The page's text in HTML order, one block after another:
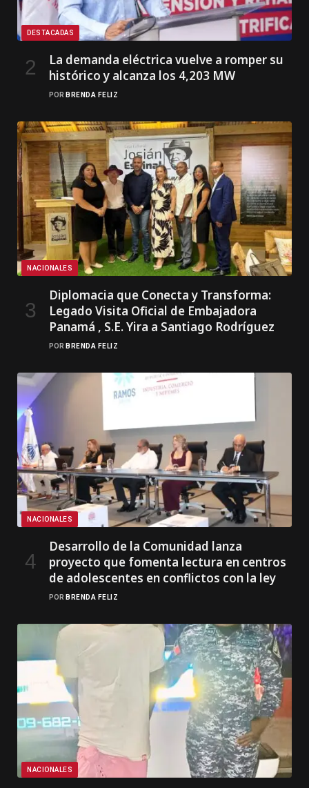
DESTACADAS
La demanda eléctrica vuelve a romper su
histórico y alcanza los 4,203 MW
POR BRENDA FELIZ
NACIONALES
Diplomacia que Conecta y Transforma:
Legado Visita Oficial de Embajadora
Panamá , S.E. Yira a Santiago Rodríguez
POR BRENDA FELIZ
NACIONALES
Desarrollo de la Comunidad lanza
proyecto que fomenta lectura en centros
de adolescentes en conflictos con la ley
POR BRENDA FELIZ
NACIONALES